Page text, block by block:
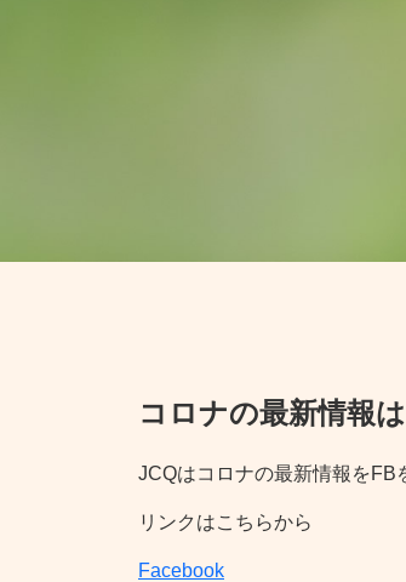
コロナの最新情報
JCQはコロナの最新情報をFB
リンクはこちらから
Facebook